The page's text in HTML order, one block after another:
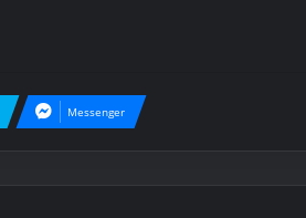
Messenger